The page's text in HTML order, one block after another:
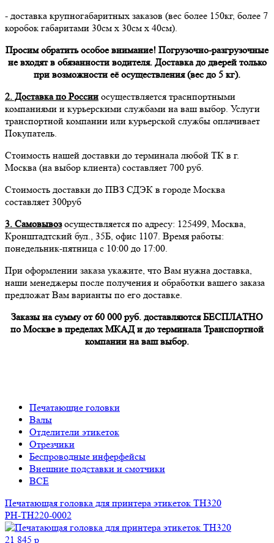
- доставка крупногабаритных заказов (вес более 150кг, более 7
коробок габаритами 30см х 30см х 40см).
Просим обратить особое внимание! Погрузочно-разгрузочные
не входят в обязанности водителя. Доставка до дверей только
при возможности её осуществления (вес до 5 кг).
2. Доставка по России осуществляется траснпортными
компаниями и курьерскими службами на ваш выбор. Услуги
транспортной компании или курьерской службы оплачивает
Покупатель.
Стоимость нашей доставки до терминала любой ТК в г.
Москва (на выбор клиента) составляет 700 руб.
Стоимость доставки до ПВЗ СДЭК в городе Москва
составляет 300руб
3. Самовывозосуществляется по адресу: 125499, Москва,
Кронштадтский бул., 35Б, офис 1107. Время работы:
понедельник-пятница с 10:00 до 17:00.
При оформлении заказа укажите, что Вам нужна доставка,
наши менеджеры после получения и обработки вашего заказа
предложат Вам варианты по его доставке.
Заказы на сумму от 60 000 руб. доставляются БЕСПЛАТНО
по Москве в пределах МКАД и до терминала Транспортной
компании на ваш выбор.
Печатающие головки
Валы
Отделители этикеток
Отрезчики
Беспроводные инферфейсы
Внешние подставки и смотчики
ВСЕ
Печатающая головка для принтера этикеток TH320
PH-TH220-0002
21 845 р